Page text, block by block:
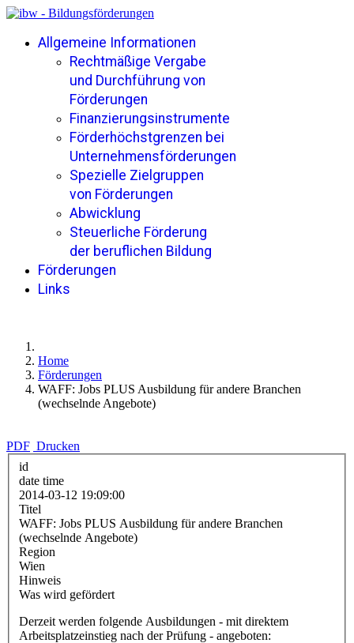
Allgemeine Informationen
Rechtmäßige Vergabe
und Durchführung von
Förderungen
Finanzierungsinstrumente
Förderhöchstgrenzen bei
Unternehmensförderungen
Spezielle Zielgruppen
von Förderungen
Abwicklung
Steuerliche Förderung
der beruflichen Bildung
Förderungen
Links
Home
Förderungen
WAFF: Jobs PLUS Ausbildung für andere Branchen
(wechselnde Angebote)
PDF Drucken
id
date time
2014-03-12 19:09:00
Titel
WAFF: Jobs PLUS Ausbildung für andere Branchen
(wechselnde Angebote)
Region
Wien
Hinweis
Was wird gefördert
Derzeit werden folgende Ausbildungen - mit direktem
Arbeitsplatzeinstieg nach der Prüfung - angeboten: